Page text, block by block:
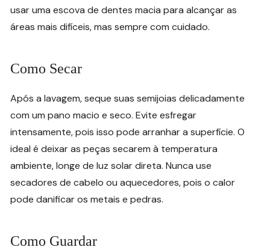
usar uma escova de dentes macia para alcançar as
áreas mais difíceis, mas sempre com cuidado.
Como Secar
Após a lavagem, seque suas semijoias delicadamente
com um pano macio e seco. Evite esfregar
intensamente, pois isso pode arranhar a superfície. O
ideal é deixar as peças secarem à temperatura
ambiente, longe de luz solar direta. Nunca use
secadores de cabelo ou aquecedores, pois o calor
pode danificar os metais e pedras.
Como Guardar